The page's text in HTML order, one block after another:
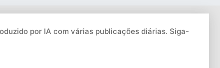
por IA com várias publicações diárias. Siga-